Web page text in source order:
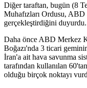
Diğer taraftan, bugün (8
Muhafızları Ordusu, ABD
gerçekleştirdiğini duyurdu.
Daha önce ABD Merkez
Boğazı'nda 3 ticari
İran'a ait hava savunma
tarafından kullanılan
olduğu birçok noktayı